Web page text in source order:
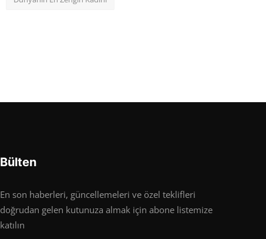
Bülten
En son haberleri, güncellemeleri ve özel teklifleri
doğrudan gelen kutunuza almak için abone listemize
katılın